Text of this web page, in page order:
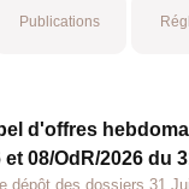
Publications
d'offres
et 08/OdR/2026 du
dépôt des dossiers 31